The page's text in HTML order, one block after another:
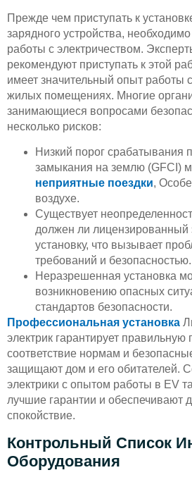
Прежде чем приступать к
зарядного устройства,
работы с электричеством.
рекомендуют приступать к этой
имеет значительный опыт работы
жилых помещениях. Многие
занимающиеся вопросами
несколько рисков:
Низкий порог срабатывания
замыкания на землю (GFCI)
неприятные поездки,
воздухе.
Существует
должен ли лицензированный
установку, что вызывает
требований и безопасностью.
Неразрешенная установка
возникновению опасных
стандартов безопасности.
Профессиональная установка
электрик гарантирует правильную
соответствие нормам и
защищают дом и его обитателей.
электрики с опытом работы в EV
лучшие гарантии и обеспечивают
спокойствие.
Контрольный Список
Оборудования